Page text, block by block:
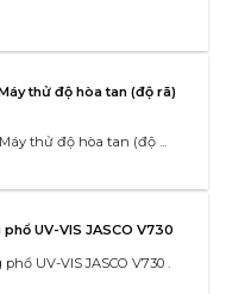
thử độ hòa tan (độ rã)
thử độ hòa tan (độ ...
phổ UV-VIS JASCO V730
UV-VIS JASCO V730 .